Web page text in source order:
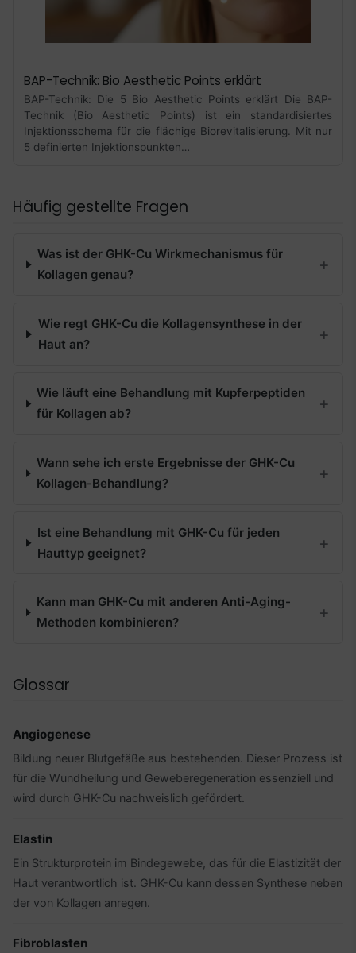
BAP-Technik: Bio Aesthetic Points erklärt
BAP-Technik: Die 5 Bio Aesthetic Points erklärt Die BAP-
Technik (Bio Aesthetic Points) ist ein standardisiertes
Injektionsschema für die flächige Biorevitalisierung. Mit nur
5 definierten Injektionspunkten…
Häufig gestellte Fragen
Was ist der GHK-Cu Wirkmechanismus für
Kollagen genau?
Wie regt GHK-Cu die Kollagensynthese in der
Haut an?
Wie läuft eine Behandlung mit Kupferpeptiden
für Kollagen ab?
Wann sehe ich erste Ergebnisse der GHK-Cu
Kollagen-Behandlung?
Ist eine Behandlung mit GHK-Cu für jeden
Hauttyp geeignet?
Kann man GHK-Cu mit anderen Anti-Aging-
Methoden kombinieren?
Glossar
Angiogenese
Bildung neuer Blutgefäße aus bestehenden. Dieser Prozess ist
für die Wundheilung und Geweberegeneration essenziell und
wird durch GHK-Cu nachweislich gefördert.
Elastin
Ein Strukturprotein im Bindegewebe, das für die Elastizität der
Haut verantwortlich ist. GHK-Cu kann dessen Synthese neben
der von Kollagen anregen.
Fibroblasten